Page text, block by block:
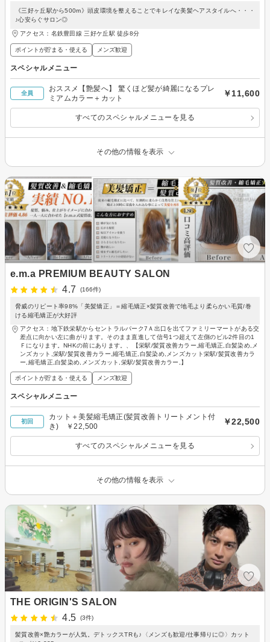
《三好ヶ丘駅から500m》頭皮環境を整えることでキレイな美髪ヘアスタイルへ・・・
♪心安らぐサロン◎
アクセス：名鉄豊田線 三好ケ丘駅 徒歩8分
ポイントが貯まる・使える メンズ歓迎
スペシャルメニュー
全員
おススメ【艶髪へ】 驚くほど髪が綺麗になるプレ
ミアムカラー＋カット
￥11,600
すべてのスペシャルメニューを見る
その他の情報を表示
e.m.a PREMIUM BEAUTY SALON
4.7
(166件)
脅威のリピート率98%「美髪矯正」＝縮毛矯正×髪質改善で地毛より柔らかい毛質/巻
ける縮毛矯正が大好評
アクセス：地下鉄栄駅からセントラルパーク7Ａ出口を出てファミリーマートがある交
差点に向かい左に曲がります。そのまま直進して信号1つ超えて左側のビル2件目の1
Ｆになります。NHKの前にあります。、【栄駅/髪質改善カラー,縮毛矯正,白髪染め,メ
ンズカット,栄駅/髪質改善カラー,縮毛矯正,白髪染め,メンズカット栄駅/髪質改善カラ
ー,縮毛矯正,白髪染め,メンズカット,栄駅/髪質改善カラー,】
ポイントが貯まる・使える メンズ歓迎
スペシャルメニュー
初回
カット＋美髪縮毛矯正(髪質改善トリートメント付
き) ￥22,500
￥22,500
すべてのスペシャルメニューを見る
その他の情報を表示
THE ORIGIN'S SALON
4.5
(3件)
髪質改善×艶カラーが人気。デトックスTRも♪〈メンズも歓迎/仕事帰りに◎〉カット